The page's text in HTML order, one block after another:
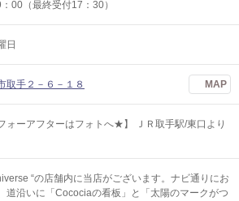
00（最終受付17：30）
日
取手２－６－１８ MAP
ォーアフターはフォトへ★】 ＪＲ取手駅/東口より
“の店舗内に当店がございます。ナビ通りにお
道沿いに「Cocociaの看板」と「太陽のマークがつ